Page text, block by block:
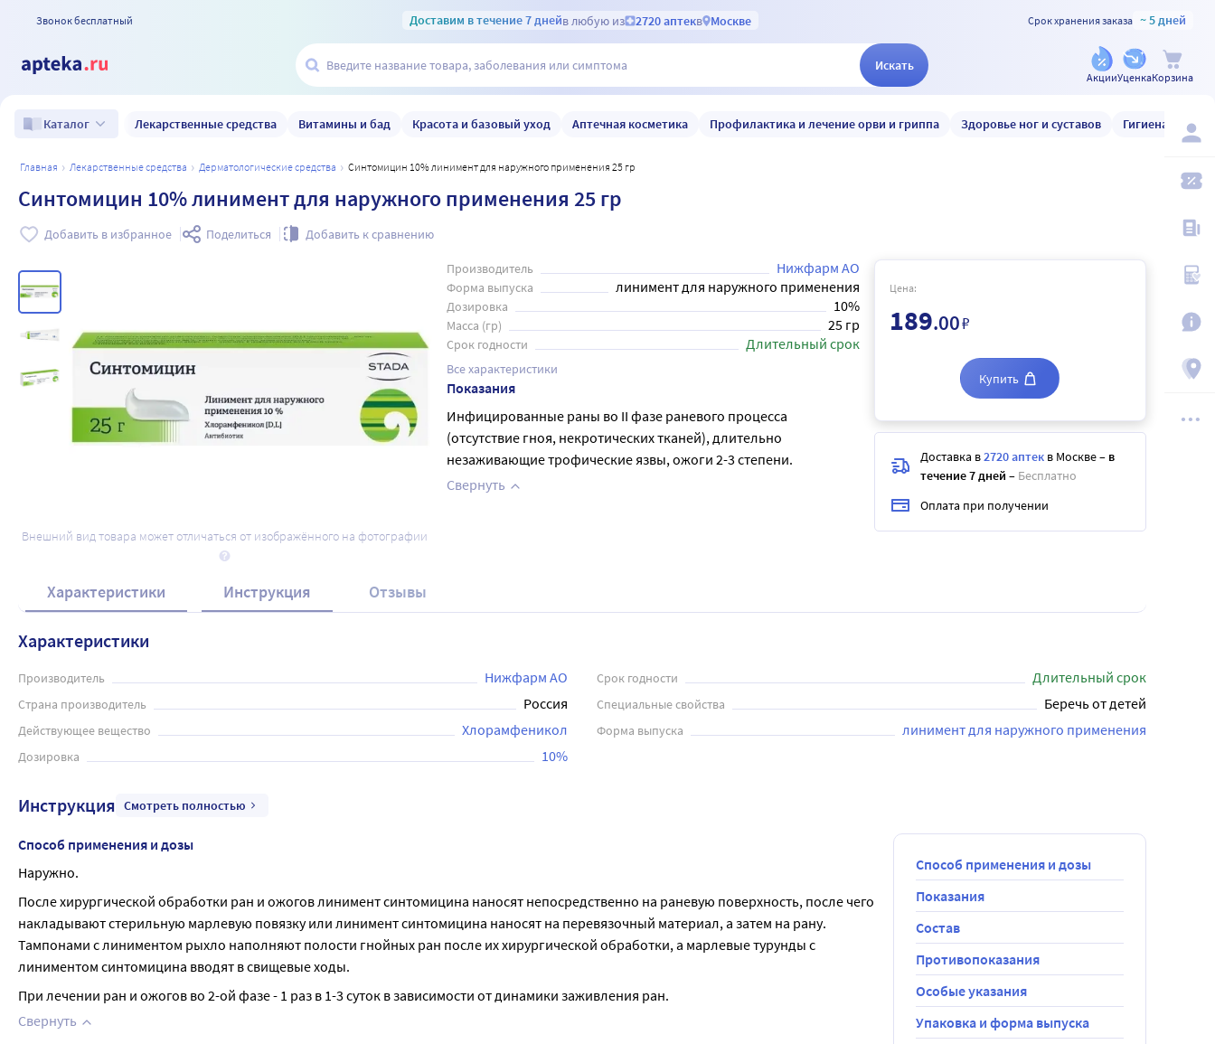
Звонок бесплатный Доставим в течение 7 днейв любую из 2720 аптекв Москве Срок хранения заказа ~ 5 дней
Искать
АкцииУценкаКорзина
Каталог Лекарственные средства Витамины и бад Красота и базовый уход Аптечная косметика Профилактика и лечение орви и гриппа Здоровье ног и суставов Гигиена и уход
главная лекарственные средства дерматологические средства Синтомицин 10% линимент для наружного применения 25 гр
Синтомицин 10% линимент для наружного применения 25 гр
Добавить в избранное Поделиться Добавить к сравнению
Внешний вид товара может отличаться от изображённого на фотографии
Производитель Нижфарм АО
Форма выпуска линимент для наружного применения
Дозировка 10%
Масса (гр) 25 гр
Срок годности Длительный срок
Все характеристики
Показания
Инфицированные раны во II фазе раневого процесса
(отсутствие гноя, некротических тканей), длительно
незаживающие трофические язвы, ожоги 2-3 степени.
Свернуть
Цена:
189.00₽
Купить
Доставка в2720 аптек в Москве– в
течение 7 дней – Бесплатно
Оплата при получении
Характеристики Инструкция Отзывы
Характеристики
Производитель Нижфарм АО Срок годности Длительный срок
Страна производитель Россия Специальные свойства Беречь от детей
Действующее вещество Хлорамфеникол Форма выпуска линимент для наружного применения
Дозировка 10%
Инструкция Смотреть полностью
Способ применения и дозы
Наружно.
После хирургической обработки ран и ожогов линимент синтомицина наносят непосредственно на раневую поверхность, после чего
накладывают стерильную марлевую повязку или линимент синтомицина наносят на перевязочный материал, а затем на рану.
Тампонами с линиментом рыхло наполняют полости гнойных ран после их хирургической обработки, а марлевые турунды с
линиментом синтомицина вводят в свищевые ходы.
При лечении ран и ожогов во 2-ой фазе - 1 раз в 1-3 суток в зависимости от динамики заживления ран.
Свернуть
Способ применения и дозы
Показания
Состав
Противопоказания
Особые указания
Упаковка и форма выпуска